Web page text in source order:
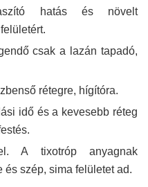
hatás és növelt
csak a lazán tapadó,
rétegre, hígítóra.
idő és a kevesebb réteg
A tixotróp anyagnak
és szép, sima felületet ad.